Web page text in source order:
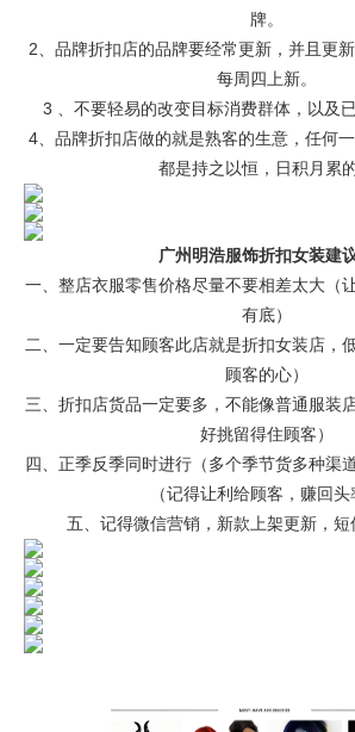
牌。
2、品牌折扣店的品牌要经常更新，并且更
每周四上新。
3 、不要轻易的改变目标消费群体，以及
4、品牌折扣店做的就是熟客的生意，任何
都是持之以恒，日积月累
广州明浩服饰折扣女装建
一、整店衣服零售价格尽量不要相差太大（
有底）
二、一定要告知顾客此店就是折扣女装店，
顾客的心）
三、折扣店货品一定要多，不能像普通服装
好挑留得住顾客）
四、正季反季同时进行（多个季节货多种渠
（记得让利给顾客，赚回头
五、记得微信营销，新款上架更新，短